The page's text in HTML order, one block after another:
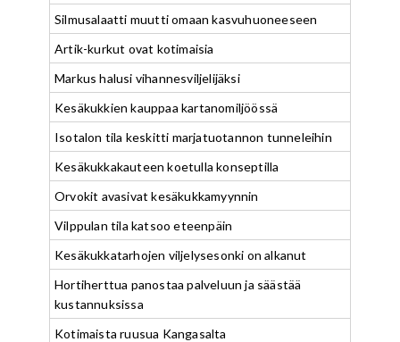
Silmusalaatti muutti omaan kasvuhuoneeseen
Artik-kurkut ovat kotimaisia
Markus halusi vihannesviljelijäksi
Kesäkukkien kauppaa kartanomiljöössä
Isotalon tila keskitti marjatuotannon tunneleihin
Kesäkukkakauteen koetulla konseptilla
Orvokit avasivat kesäkukkamyynnin
Vilppulan tila katsoo eteenpäin
Kesäkukkatarhojen viljelysesonki on alkanut
Hortiherttua panostaa palveluun ja säästää
kustannuksissa
Kotimaista ruusua Kangasalta